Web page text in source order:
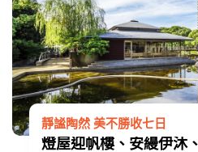
靜謐陶然 美不勝收七日
燈屋迎帆樓、安縵伊沐